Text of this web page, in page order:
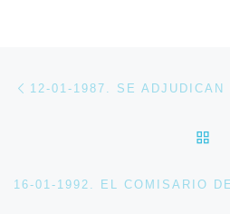
Navegación de